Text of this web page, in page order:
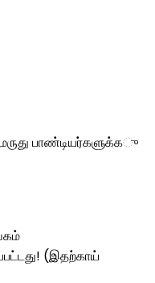
பாண்டியர்களுக்கு
(இதற்காய்